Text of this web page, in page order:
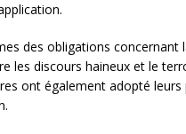
des obligations concernant
les discours haineux et le
ont également adopté